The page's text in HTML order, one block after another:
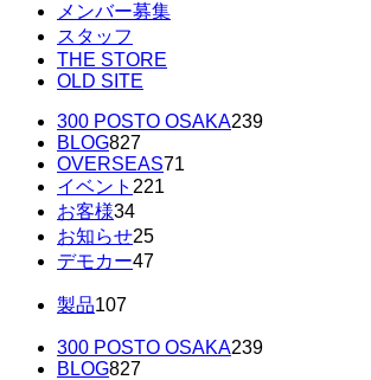
メンバー募集
スタッフ
THE STORE
OLD SITE
300 POSTO OSAKA239
BLOG827
OVERSEAS71
イベント 221
お客様34
お知らせ25
デモカー47
製品107
300 POSTO OSAKA239
BLOG827